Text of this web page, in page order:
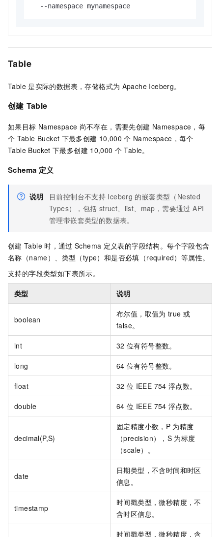
  --namespace mynamespace
Table
Table 是实际的数据表，存储格式为 Apache Iceberg。
创建 Table
如果目标 Namespace 尚不存在，需要先创建 Namespace，每
个 Table Bucket 下最多创建 10,000 个 Namespace，每个
Table Bucket 下最多创建 10,000 个 Table。
Schema 定义
说明 目前控制台不支持 Iceberg 的嵌套类型（Nested
Types），包括 struct、list、map，需要通过 API
管理带嵌套类型的数据表。
创建 Table 时，通过 Schema 定义表的字段结构。每个字段包含
名称（name）、类型（type）和是否必填（required）等属性。
支持的字段类型如下表所示。
类型 说明
boolean
布尔值，取值为 true 或
false。
int 32 位有符号整数。
long 64 位有符号整数。
float 32 位 IEEE 754 浮点数。
double 64 位 IEEE 754 浮点数。
decimal(P,S)
固定精度小数，P 为精度
（precision），S 为标度
（scale）。
date
日期类型，不含时间和时区
信息。
timestamp
时间戳类型，微秒精度，不
含时区信息。
时间戳类型，微秒精度，含